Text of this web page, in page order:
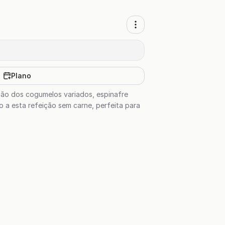
Plano
dos cogumelos variados, espinafre
a esta refeição sem carne, perfeita para